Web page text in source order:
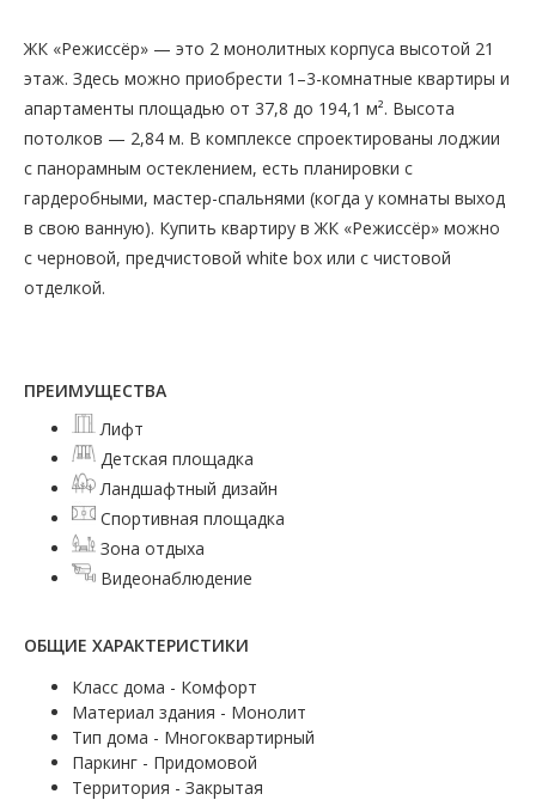
ЖК «Режиссёр» — это 2 монолитных корпуса высотой 21
этаж. Здесь можно приобрести 1–3-комнатные квартиры и
апартаменты площадью от 37,8 до 194,1 м². Высота
потолков — 2,84 м. В комплексе спроектированы лоджии
с панорамным остеклением, есть планировки с
гардеробными, мастер-спальнями (когда у комнаты выход
в свою ванную). Купить квартиру в ЖК «Режиссёр» можно
с черновой, предчистовой white box или с чистовой
отделкой.
ПРЕИМУЩЕСТВА
Лифт
Детская площадка
Ландшафтный дизайн
Спортивная площадка
Зона отдыха
Видеонаблюдение
ОБЩИЕ ХАРАКТЕРИСТИКИ
Класс дома - Комфорт
Материал здания - Монолит
Тип дома - Многоквартирный
Паркинг - Придомовой
Территория - Закрытая